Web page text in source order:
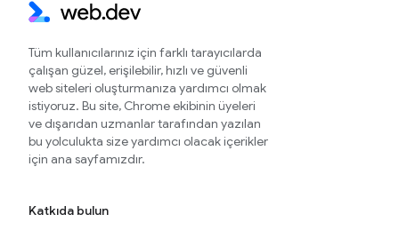
Tüm kullanıcılarınız için farklı tarayıcılarda
çalışan güzel, erişilebilir, hızlı ve güvenli
web siteleri oluşturmanıza yardımcı olmak
istiyoruz. Bu site, Chrome ekibinin üyeleri
ve dışarıdan uzmanlar tarafından yazılan
bu yolculukta size yardımcı olacak içerikler
için ana sayfamızdır.
Katkıda bulun